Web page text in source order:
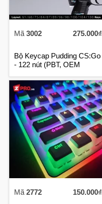
Mã 3002 275.000₫
Bộ Keycap Pudding CS:Go
- 122 nút (PBT, OEM
Mã 2772 150.000₫